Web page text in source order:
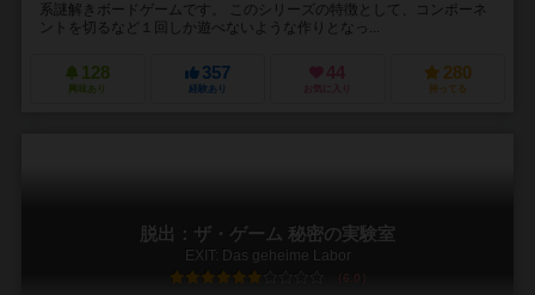
系謎解きボードゲームです。 このシリーズの特徴として、コンポーネ
ントを切るなど１回しか遊べないような作りとなっ...
128
興味あり
357
経験あり
44
お気に入り
280
持ってる
脱出：ザ・ゲーム 秘密の実験室
EXIT: Das geheime Labor
6.0